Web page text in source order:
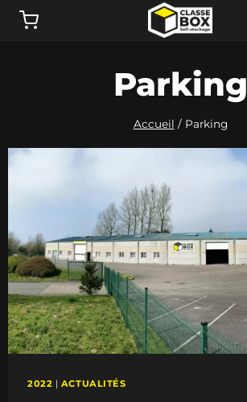
Aller
Parking
Accueil / Parking
2022 | ACTUALITÉS